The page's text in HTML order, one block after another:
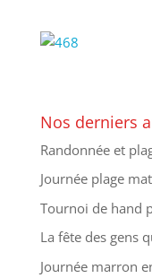
Nos derniers
Randonnée et
Journée plage
Tournoi de hand
La fête des gens
Journée marron